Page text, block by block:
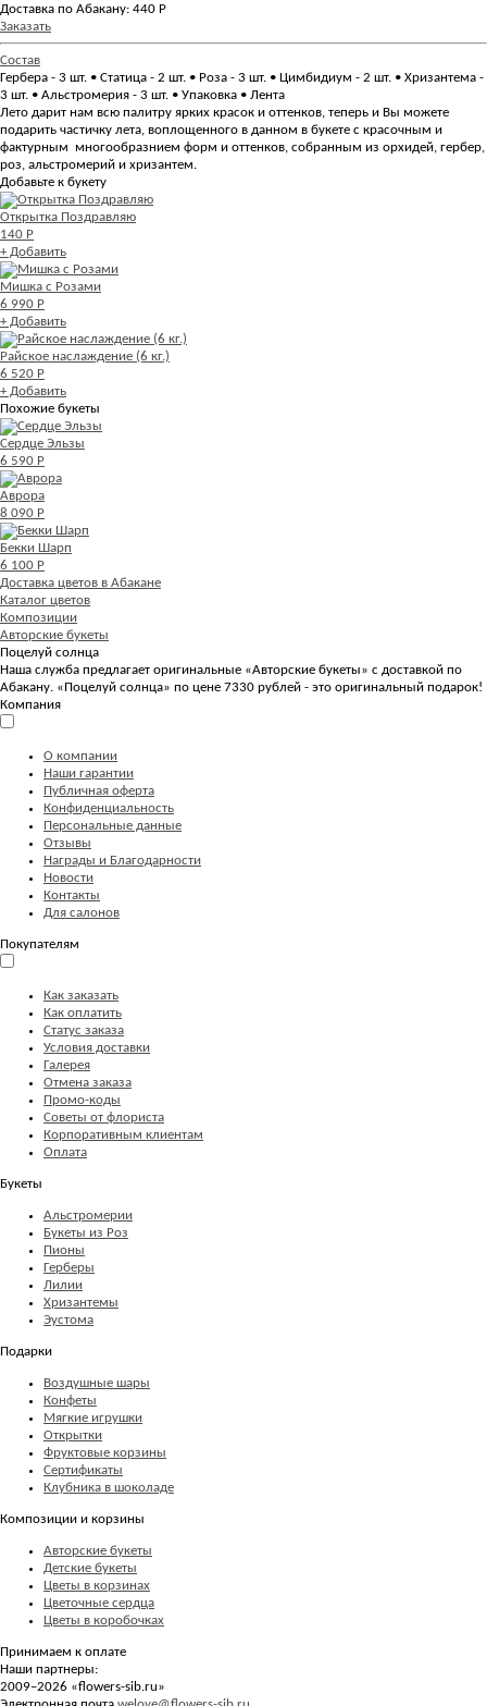
Доставка по Абакану: 440 Р
Заказать
Состав
Гербера - 3 шт. • Статица - 2 шт. • Роза - 3 шт. • Цимбидиум - 2 шт. • Хризантема -
3 шт. • Альстромерия - 3 шт. • Упаковка • Лента
Лето дарит нам всю палитру ярких красок и оттенков, теперь и Вы можете
подарить частичку лета, воплощенного в данном в букете с красочным и
фактурным многообразнием форм и оттенков, собранным из орхидей, гербер,
роз, альстромерий и хризантем.
Добавьте к букету
Открытка Поздравляю
140 Р
+ Добавить
Мишка с Розами
6 990 Р
+ Добавить
Райское наслаждение (6 кг.)
6 520 Р
+ Добавить
Похожие букеты
Сердце Эльзы
6 590 Р
Аврора
8 090 Р
Бекки Шарп
6 100 Р
Доставка цветов в Абакане
Каталог цветов
Композиции
Авторские букеты
Поцелуй солнца
Наша служба предлагает оригинальные «Авторские букеты» с доставкой по
Абакану. «Поцелуй солнца» по цене 7330 рублей - это оригинальный подарок!
Компания
О компании
Наши гарантии
Публичная оферта
Конфиденциальность
Персональные данные
Отзывы
Награды и Благодарности
Новости
Контакты
Для салонов
Покупателям
Как заказать
Как оплатить
Статус заказа
Условия доставки
Галерея
Отмена заказа
Промо-коды
Советы от флориста
Корпоративным клиентам
Оплата
Букеты
Альстромерии
Букеты из Роз
Пионы
Герберы
Лилии
Хризантемы
Эустома
Подарки
Воздушные шары
Конфеты
Мягкие игрушки
Открытки
Фруктовые корзины
Сертификаты
Клубника в шоколаде
Композиции и корзины
Авторские букеты
Детские букеты
Цветы в корзинах
Цветочные сердца
Цветы в коробочках
Принимаем к оплате
Наши партнеры:
2009–2026 «flowers-sib.ru»